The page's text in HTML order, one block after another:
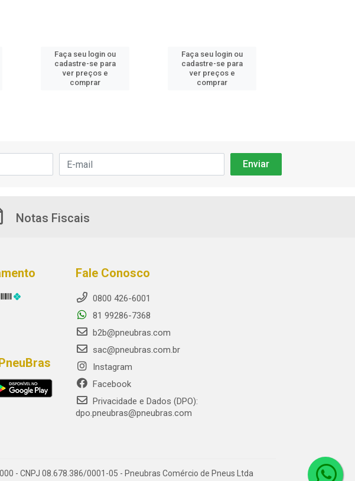
Faça seu login ou
cadastre-se para
ver preços e
comprar
Faça seu login ou
cadastre-se para
ver preços e
comprar
Notas Fiscais
Fale Conosco
0800 426-6001
81 99286-7368
b2b@pneubras.com
sac@pneubras.com.br
Instagram
Facebook
Privacidade e Dados (DPO):
dpo.pneubras@pneubras.com
- CNPJ 08.678.386/0001-05 - Pneubras Comércio de Pneus Ltda